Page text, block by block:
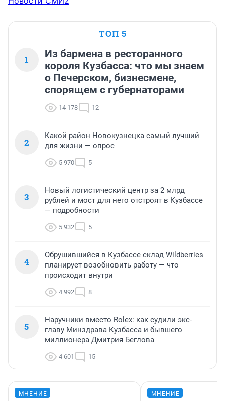
ТОП 5
1
Из бармена в ресторанного
короля Кузбасса: что мы знаем
о Печерском, бизнесмене,
спорящем с губернаторами
14 178 12
2
Какой район Новокузнецка самый лучший
для жизни — опрос
5 970 5
3
Новый логистический центр за 2 млрд
рублей и мост для него отстроят в Кузбассе
— подробности
5 932 5
4
Обрушившийся в Кузбассе склад Wildberries
планирует возобновить работу — что
происходит внутри
4 992 8
5
Наручники вместо Rolex: как судили экс-
главу Минздрава Кузбасса и бывшего
миллионера Дмитрия Беглова
4 601 15
МНЕНИЕ МНЕНИЕ